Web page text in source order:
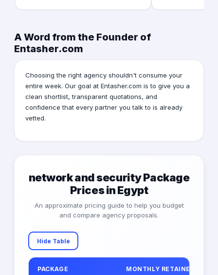
A Word from the Founder of
Entasher.com
Choosing the right agency shouldn't consume your
entire week. Our goal at Entasher.com is to give you a
clean shortlist, transparent quotations, and
confidence that every partner you talk to is already
vetted.
network and security Package
Prices in Egypt
An approximate pricing guide to help you budget
and compare agency proposals.
Hide Table
PACKAGE MONTHLY RETAINER (EGP)